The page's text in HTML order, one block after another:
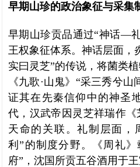
早期山珍的政治象征与采集
早期山珍贡品通过“神话—
王权象征体系。神话层面，
实曰灵芝”的传说，将菌类
《九歌·山鬼》“采三秀兮
证其在先秦信仰中的神圣
代，汉武帝因灵芝祥瑞作
天命的关联。礼制层面，
利”的制度分野。《周礼
府”，沈国所贡五谷酒用于